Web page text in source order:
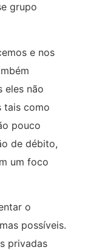
grupo
e nos
eles não
tais como
pouco
de débito,
um foco
o
possíveis.
privadas